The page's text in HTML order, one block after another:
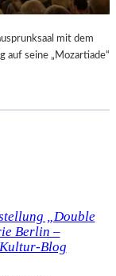
mit dem
auf seine „Mozartiade“
„Double
Berlin –
Blog